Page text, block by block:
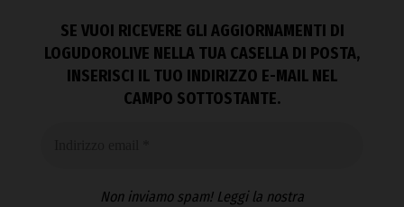
SE VUOI RICEVERE GLI AGGIORNAMENTI DI
LOGUDOROLIVE NELLA TUA CASELLA DI POSTA,
INSERISCI IL TUO INDIRIZZO E-MAIL NEL
CAMPO SOTTOSTANTE.
Non inviamo spam! Leggi la nostra